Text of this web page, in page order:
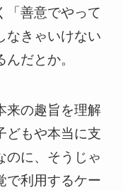
「善意でやって
なきゃいけない
だとか。
来の趣旨を理解
どもや本当に支
のに、そうじゃ
で利用するケー